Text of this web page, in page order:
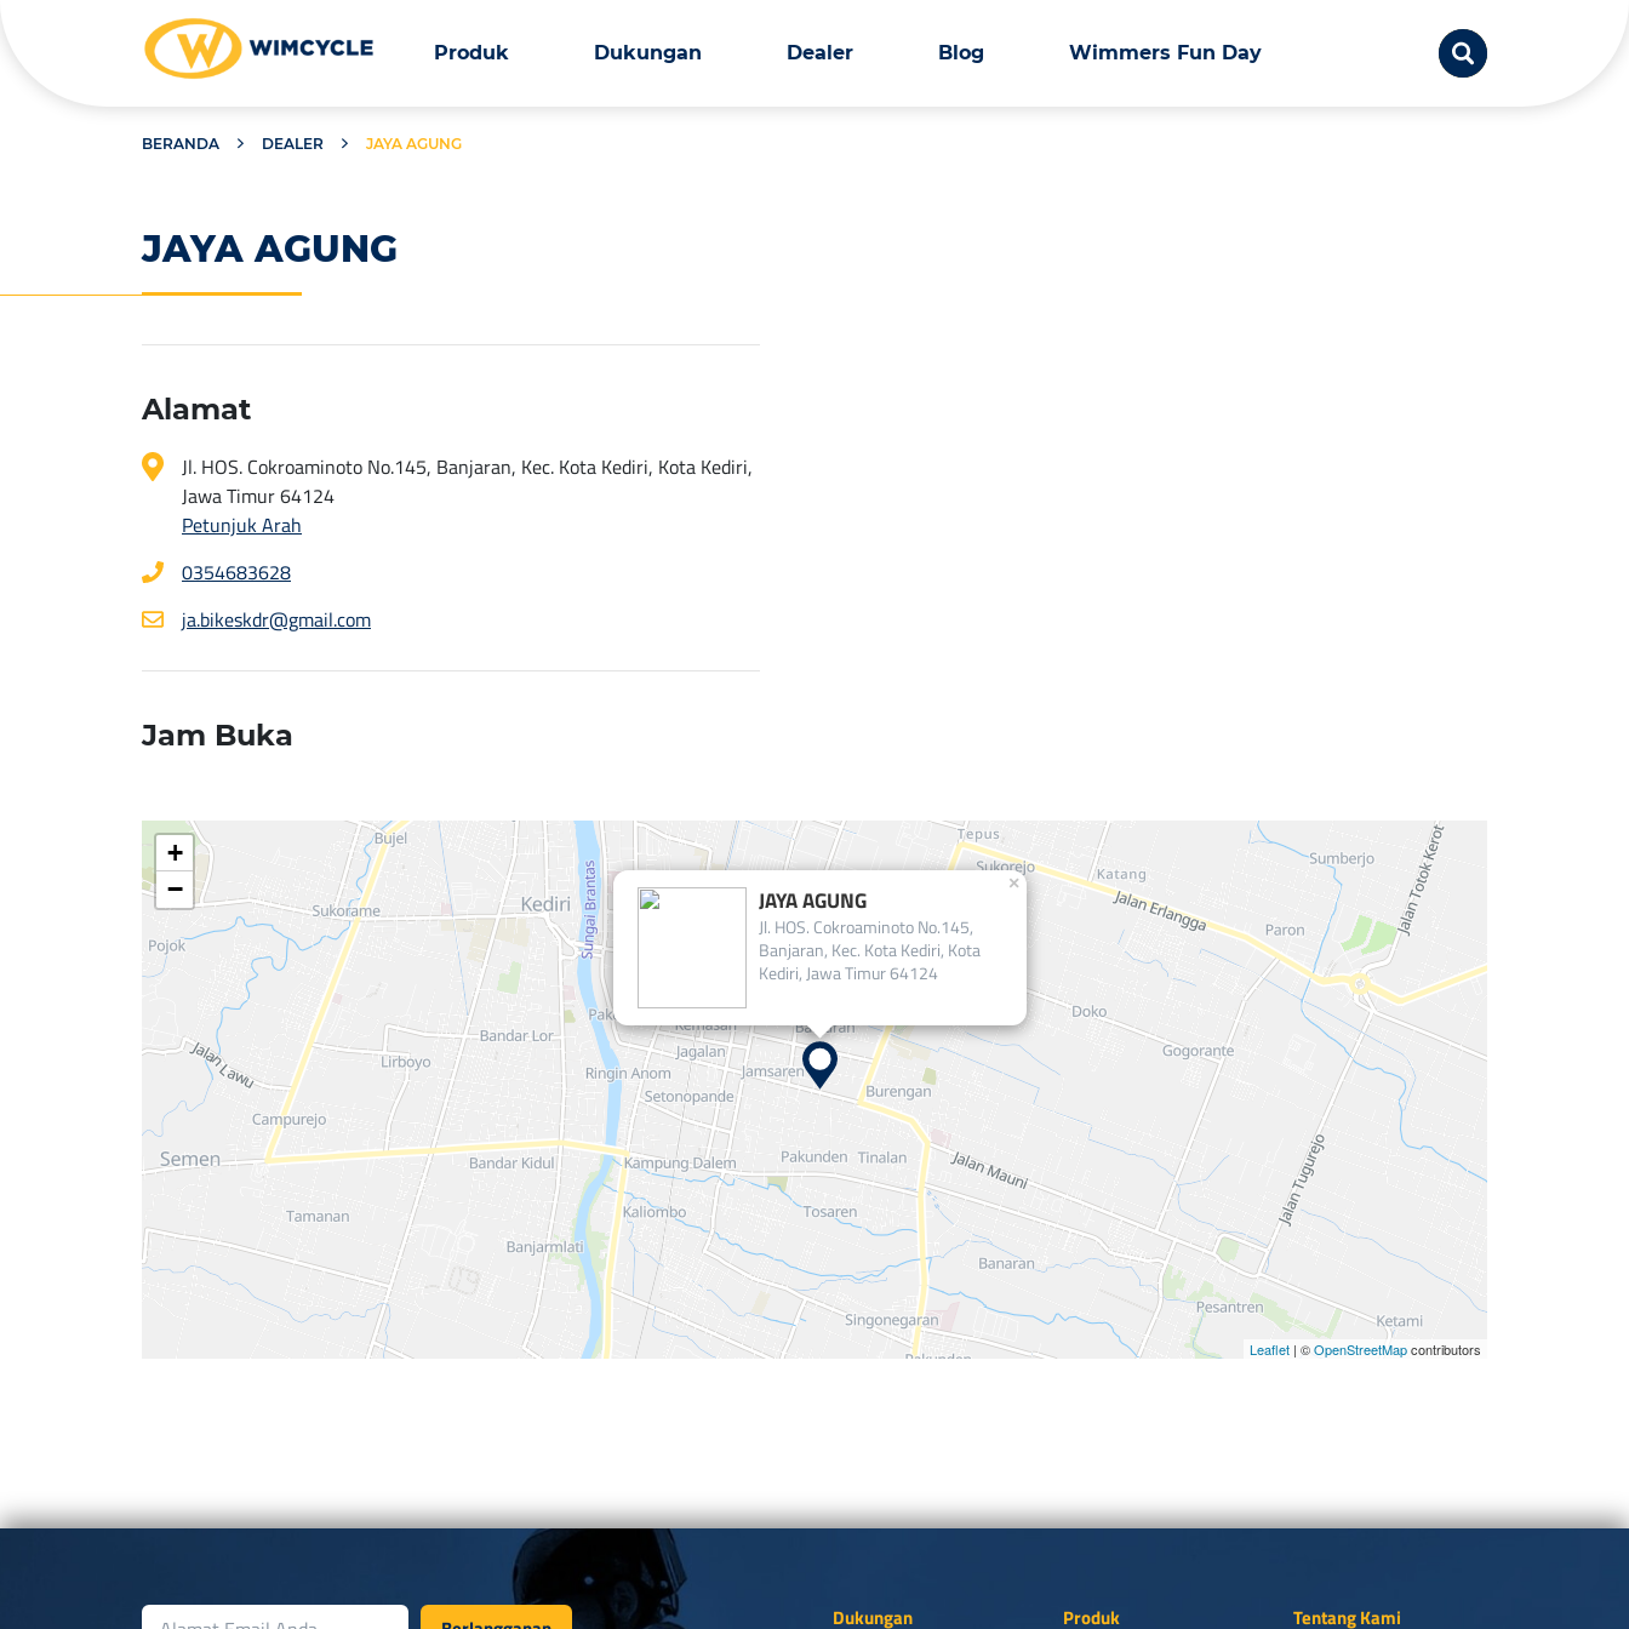
Produk Dukungan Dealer Blog Wimmers Fun Day
BERANDA DEALER JAYA AGUNG
JAYA AGUNG
Alamat
Jl. HOS. Cokroaminoto No.145, Banjaran, Kec. Kota Kediri, Kota Kediri,
Jawa Timur 64124
Petunjuk Arah
0354683628
ja.bikeskdr@gmail.com
Jam Buka
JAYA AGUNG
Jl. HOS. Cokroaminoto No.145,
Banjaran, Kec. Kota Kediri, Kota
Kediri, Jawa Timur 64124
×
+
−
Leaflet | ©OpenStreetMapcontributors
Dukungan Produk Tentang Kami